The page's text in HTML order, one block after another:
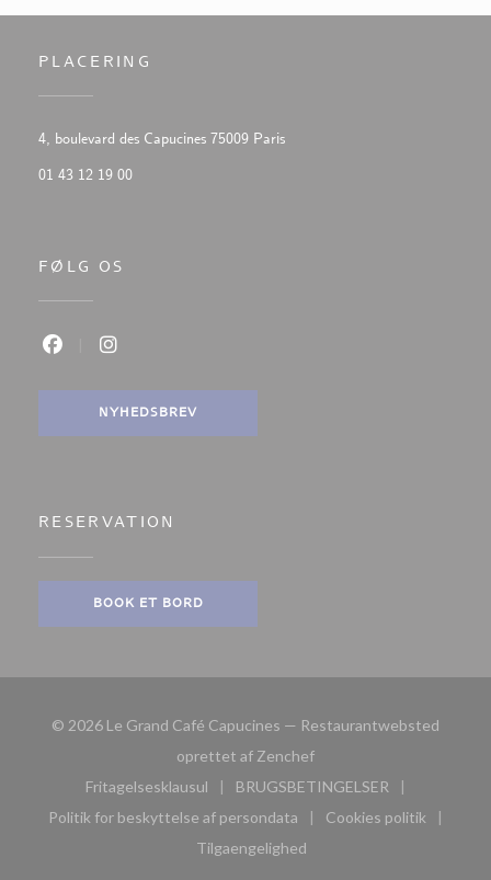
PLACERING
4, boulevard des Capucines 75009 Paris((åbner i et nyt vindue))
01 43 12 19 00
FØLG OS
Facebook ((åbner i et nyt vindue))
NYHEDSBREV
RESERVATION
BOOK ET BORD
© 2026 Le Grand Café Capucines — Restaurantwebsted
oprettet af Zenchef((åbner i et nyt vindue))
Fritagelsesklausul
((åbner i et nyt vindue))
BRUGSBETINGELSER
((åbner i et nyt vindue))
Politik for beskyttelse af persondata
((åbner i et nyt vindue))
Cookies politik
((åbner i et
Tilgaengelighed
((åbner i et nyt vindue))